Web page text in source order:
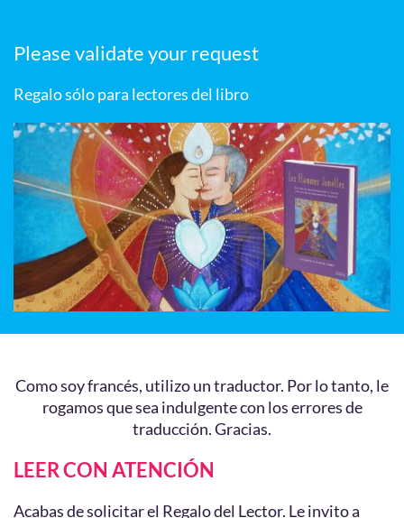
Please validate your request
Regalo sólo para lectores del libro
Como soy francés, utilizo un traductor. Por lo tanto, le
rogamos que sea indulgente con los errores de
traducción. Gracias.
LEER CON ATENCIÓN
Acabas de solicitar el Regalo del Lector. Le invito a